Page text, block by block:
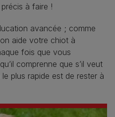
à faire !
avancée ; comme
aide votre chiot à
fois que vous
comprenne que s’il veut
plus rapide est de rester à